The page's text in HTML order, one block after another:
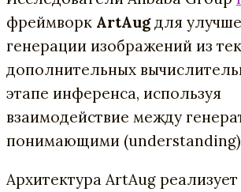
фреймворк ArtAugдля
генерации изображений из
дополнительных
этапе инференса, используя
взаимодействие между
понимающими
Архитектура ArtAug реализует